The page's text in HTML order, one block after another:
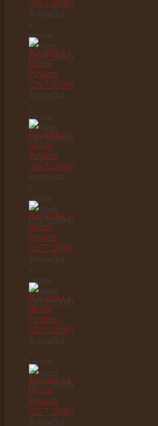
Rozlučka
s
otcem
Pavlem
(26.7.2009)
Rozlučka
s
otcem
Pavlem
(26.7.2009)
Rozlučka
s
otcem
Pavlem
(26.7.2009)
Rozlučka
s
otcem
Pavlem
(26.7.2009)
Rozlučka
s
otcem
Pavlem
(26.7.2009)
Rozlučka